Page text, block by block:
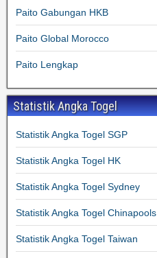
Paito Gabungan HKB
Paito Global Morocco
Paito Lengkap
Statistik Angka Togel
Statistik Angka Togel SGP
Statistik Angka Togel HK
Statistik Angka Togel Sydney
Statistik Angka Togel Chinapools
Statistik Angka Togel Taiwan